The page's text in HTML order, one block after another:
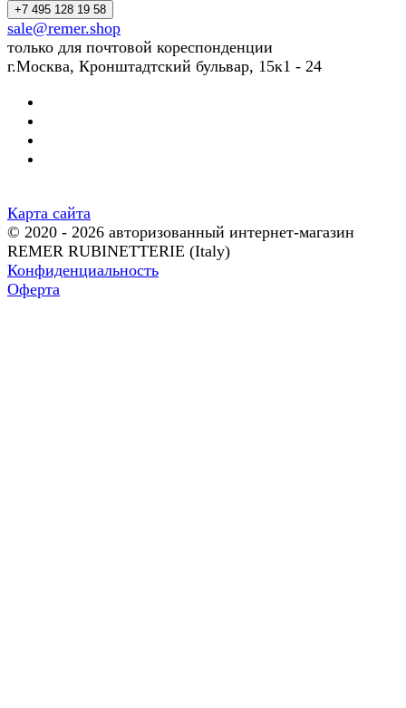
+7 495 128 19 58
sale@remer.shop
только для почтовой кореспонденции
г.Москва, Кронштадтский бульвар, 15к1 - 24
Карта сайта
© 2020 - 2026 авторизованный интернет-магазин
REMER RUBINETTERIE (Italy)
Конфиденциальность
Оферта